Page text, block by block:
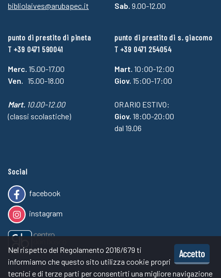
bibliolaives@arubapec.it
Sab. 9.00-12.00
punto di prestito di pineta
T +39 0471 590041
Merc. 15.00-17.00
Ven.
15.00-18.00
Mart. 10.00-12.00
(classi scolastiche)
punto di prestito di s. giacomo
T +39 0471 254054
Mart. 10:00-12:00
Giov. 15:00-17:00
ORARIO ESTIVO:
Giov. 18:00-20:00
dal 19.06
Social
facebook
instagram
Accetto
Nel rispetto del Regolamento 2016/679 ti
informiamo che questo sito utilizza cookie propri
tecnici e di terze parti per consentirti una migliore navigazione